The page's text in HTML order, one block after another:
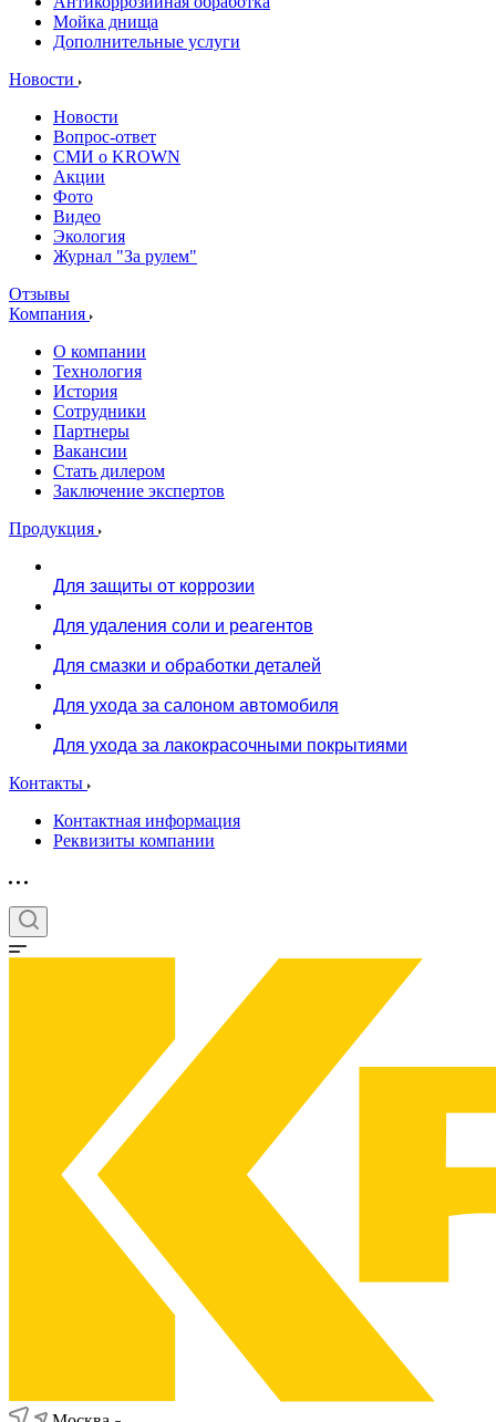
Мойка днища
Дополнительные услуги
Новости
Новости
Вопрос-ответ
СМИ о KROWN
Акции
Фото
Видео
Экология
Журнал "За рулем"
Отзывы
Компания
О компании
Технология
История
Сотрудники
Партнеры
Вакансии
Стать дилером
Заключение экспертов
Продукция
Для защиты от коррозии
Для удаления соли и реагентов
Для смазки и обработки деталей
Для ухода за салоном автомобиля
Для ухода за лакокрасочными покрытиями
Контакты
Контактная информация
Реквизиты компании